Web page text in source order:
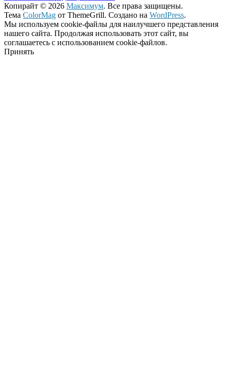
Копирайт © 2026 Максимум. Все права защищены.
Тема ColorMag от ThemeGrill. Создано на WordPress.
Мы используем cookie-файлы для наилучшего представления
нашего сайта. Продолжая использовать этот сайт, вы
соглашаетесь с использованием cookie-файлов.
Принять